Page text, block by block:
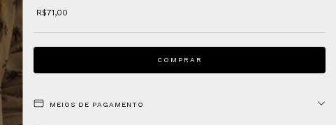
R$71,00
MEIOS DE PAGAMENTO